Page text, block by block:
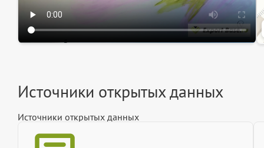
Источники открытых данных
Источники открытых данных